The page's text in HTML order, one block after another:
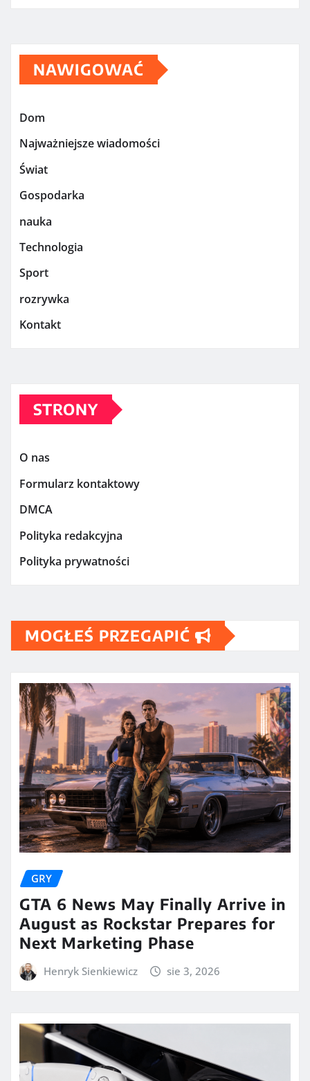
NAWIGOWAĆ
Dom
Najważniejsze wiadomości
Świat
Gospodarka
nauka
Technologia
Sport
rozrywka
Kontakt
STRONY
O nas
Formularz kontaktowy
DMCA
Polityka redakcyjna
Polityka prywatności
MOGŁEŚ PRZEGAPIĆ
GRY
GTA 6 News May Finally Arrive in
August as Rockstar Prepares for
Next Marketing Phase
Henryk Sienkiewicz sie 3, 2026